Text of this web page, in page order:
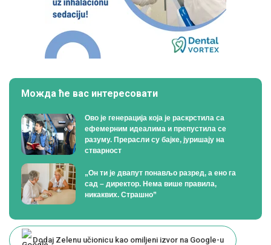
Можда ће вас интересовати
Ово је генерација која је раскрстила са
ефемерним идеалима и препустила се
разуму. Прерасли су бајке, јуришају на
стварност
„Он ти је двапут понављо разред, а ено га
сад – директор. Нема више правила,
никаквих. Страшно”
Dodaj Zelenu učionicu kao omiljeni izvor na Google-u